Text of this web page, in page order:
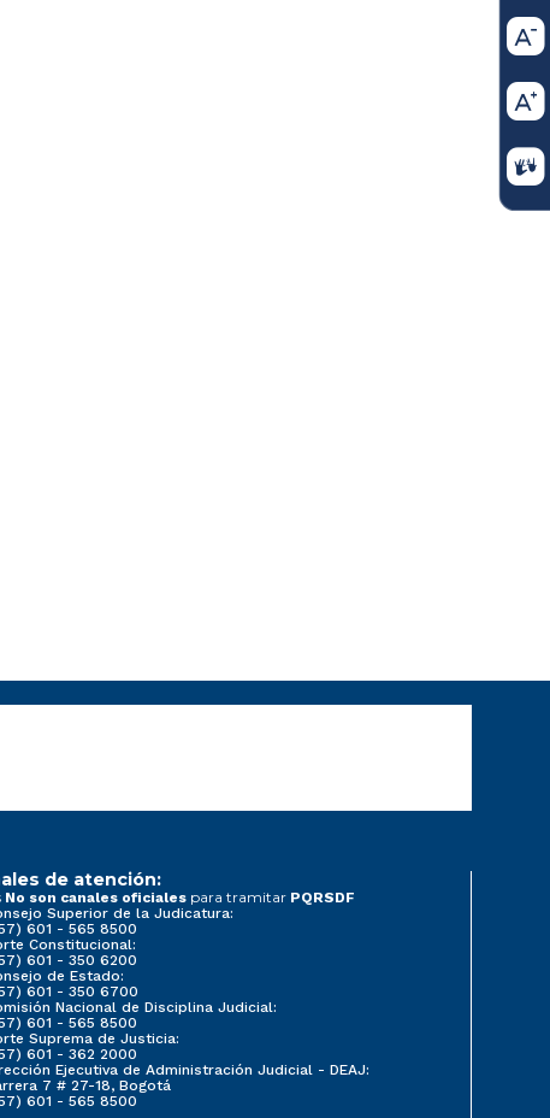
de atención:
No son canales oficiales para tramitar PQRSDF
Superior de la Judicatura:
601 - 565 8500
Constitucional:
601 - 350 6200
de Estado:
601 - 350 6700
Nacional de Disciplina Judicial:
601 - 565 8500
Suprema de Justicia:
601 - 362 2000
Ejecutiva de Administración Judicial - DEAJ:
7 # 27-18, Bogotá
601 - 565 8500